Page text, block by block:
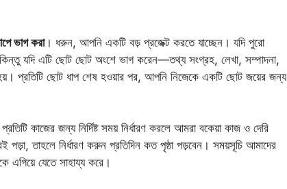
ভাগ করা। ধরুন, আপনি একটি বড় প্রজেক্ট করতে যাচ্ছেন। যদি পুরো
যদি এটি ছোট ছোট অংশে ভাগ করেন—তথ্য সংগ্রহ, লেখা, সম্পাদনা,
প্রতিটি ছোট ধাপ শেষ হওয়ার পর, আপনি নিজেকে একটি ছোট জয়ের জন্য
কাজের জন্য নির্দিষ্ট সময় নির্ধারণ করলে আমরা বকেয়া কাজ ও দেরি
তাহলে নির্ধারণ করুন প্রতিদিন কত পৃষ্ঠা পড়বেন। সময়সূচি আমাদের
এগিয়ে যেতে সাহায্য করে।